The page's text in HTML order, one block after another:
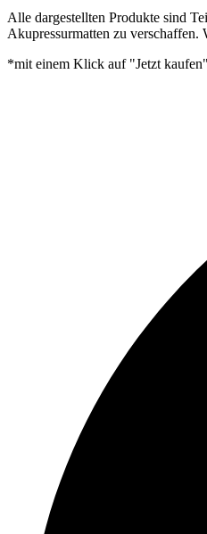
Alle dargestellten Produkte sind
Akupressurmatten zu
*mit einem Klick auf "Jetzt